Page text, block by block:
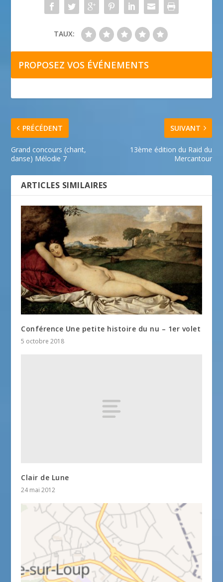
TAUX:
PROPOSEZ VOS ÉVÉNEMENTS
PRÉCÉDENT
Grand concours (chant,
danse) Mélodie 7
SUIVANT
13ème édition du Raid du
Mercantour
ARTICLES SIMILAIRES
Conférence Une petite histoire du nu – 1er volet
5 octobre 2018
Clair de Lune
24 mai 2012